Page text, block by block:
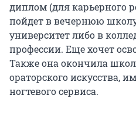
диплом (для карьерного
пойдет в вечернюю
университет либо в
профессии. Еще хочет
Также она окончила
ораторского искусства,
ногтевого сервиса.